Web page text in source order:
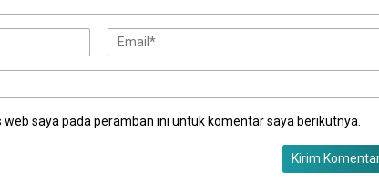
saya pada peramban ini untuk komentar saya berikutnya.